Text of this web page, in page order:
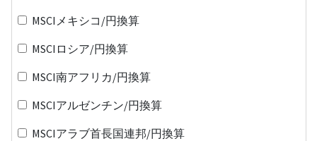
MSCIメキシコ/円換算
MSCIロシア/円換算
MSCI南アフリカ/円換算
MSCIアルゼンチン/円換算
MSCIアラブ首長国連邦/円換算